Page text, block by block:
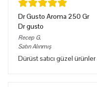
Dr Gusto Aroma 250 Gr
Dr gusto
Recep G.
Satın Alınmış
Dürüst satıcı güzel ürünler